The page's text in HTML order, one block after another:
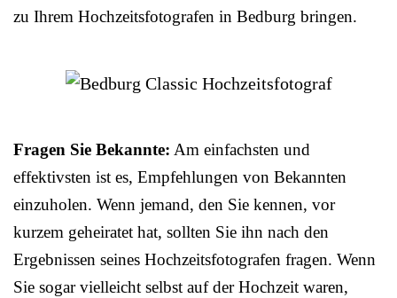
zu Ihrem Hochzeitsfotografen in Bedburg bringen.
Fragen Sie Bekannte: Am einfachsten und
effektivsten ist es, Empfehlungen von Bekannten
einzuholen. Wenn jemand, den Sie kennen, vor
kurzem geheiratet hat, sollten Sie ihn nach den
Ergebnissen seines Hochzeitsfotografen fragen. Wenn
Sie sogar vielleicht selbst auf der Hochzeit waren,